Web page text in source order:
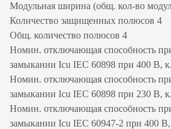
Модульная ширина (общ. кол-во
Количество защищенных полюсов 4
Общ. количество полюсов 4
Номин. отключающая способность
замыкании Icu IEC 60898 при 400 В,
Номин. отключающая способность
замыкании Icu IEC 60898 при 230 В,
Номин. отключающая способность
замыкании Icu IEC 60947-2 при 400